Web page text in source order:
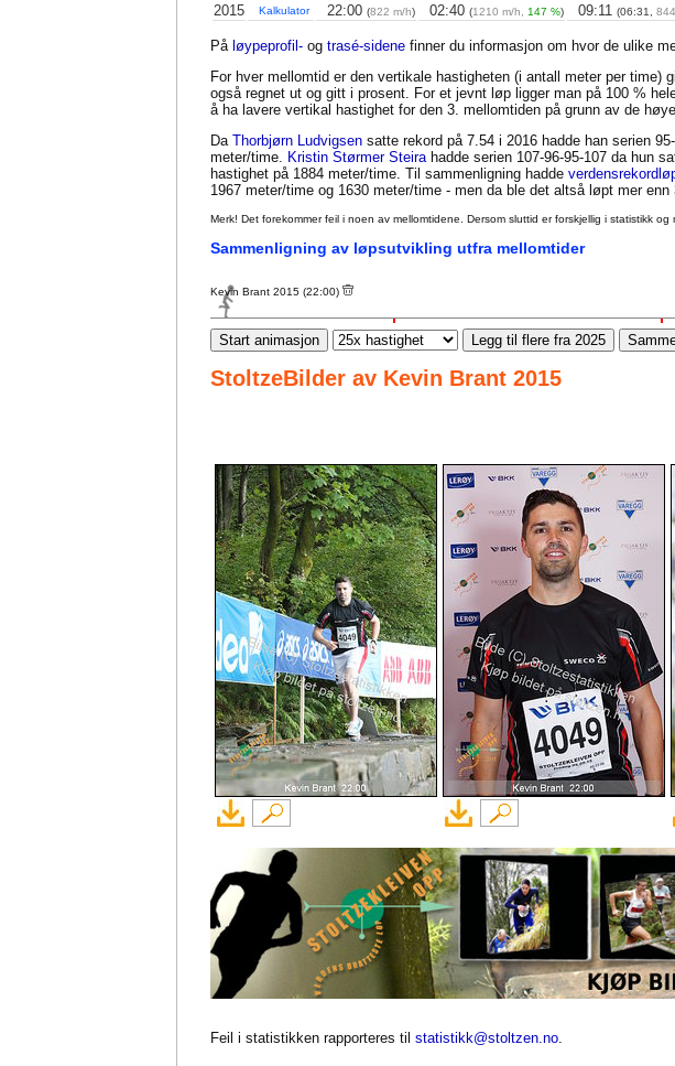
2015
Kalkulator 22:00 (822 m/h) 02:40 (1210 m/h, 147 %) 09:11 (06:31,
På løypeprofil- og trasé-sidene finner du informasjon om hvor de ulike
For hver mellomtid er den vertikale hastigheten (i antall meter per
også regnet ut og gitt i prosent. For et jevnt løp ligger man på 100 %
å ha lavere vertikal hastighet for den 3. mellomtiden på grunn av de
Da Thorbjørn Ludvigsen satte rekord på 7.54 i 2016 hadde han serien
meter/time. Kristin Størmer Steirahadde serien 107-96-95-107 da hun
hastighet på 1884 meter/time. Til sammenligning hadde
1967 meter/time og 1630 meter/time - men da ble det altså løpt mer enn
Merk! Det forekommer feil i noen av mellomtidene. Dersom sluttid er forskjellig i statistikk
Sammenligning av løpsutvikling utfra mellomtider
Kevin Brant 2015 (22:00)
Start animasjon Legg til flere fra 2025
StoltzeBilder av Kevin Brant 2015
Feil i statistikken rapporteres til statistikk@stoltzen.no.